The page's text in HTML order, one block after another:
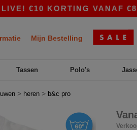
KORTING VANAF €80 MET
Mijn Bestelling
Tassen Polo's
> heren > b&c pro